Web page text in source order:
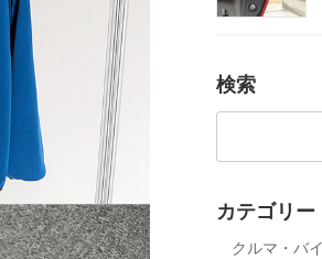
検索
カテゴリー
クルマ・バ